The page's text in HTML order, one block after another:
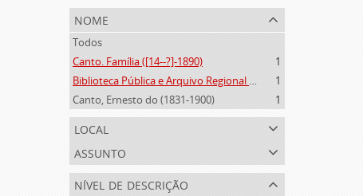
nome
Todos
Canto. Família ([14--?]-1890)
1
Biblioteca Pública e Arquivo Regional de Ponta Delgada (1841- )
1
Canto, Ernesto do (1831-1900)
1
local
assunto
nível de descrição